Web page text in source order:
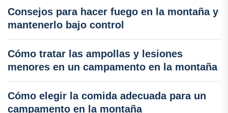
Consejos para hacer fuego en la montaña y
mantenerlo bajo control
Cómo tratar las ampollas y lesiones
menores en un campamento en la montaña
Cómo elegir la comida adecuada para un
campamento en la montaña